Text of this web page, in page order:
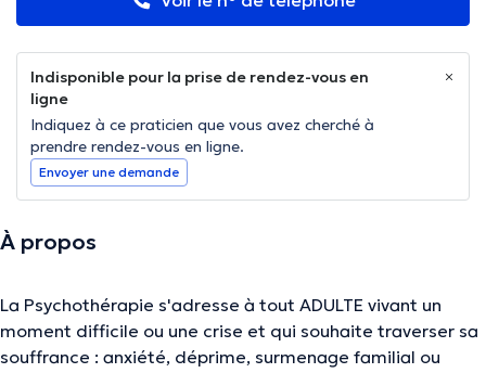
Indisponible pour la prise de rendez-vous en
ligne
Indiquez à ce praticien que vous avez cherché à
prendre rendez-vous en ligne.
Envoyer une demande
À propos
La Psychothérapie s'adresse à tout ADULTE vivant un
moment difficile ou une crise et qui souhaite traverser sa
souffrance : anxiété, déprime, surmenage familial ou